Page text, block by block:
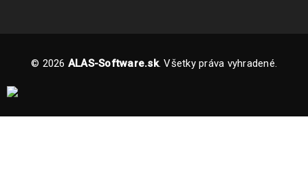
© 2026 ALAS-Software.sk. Všetky práva vyhradené.